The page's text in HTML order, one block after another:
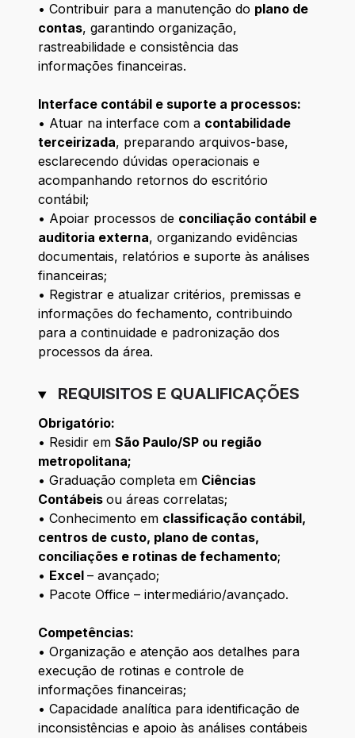
• Contribuir para a manutenção do plano de
contas, garantindo organização,
rastreabilidade e consistência das
informações financeiras.
Interface contábil e suporte a processos:
• Atuar na interface com a contabilidade
terceirizada, preparando arquivos-base,
esclarecendo dúvidas operacionais e
acompanhando retornos do escritório
contábil;
• Apoiar processos de conciliação contábil e
auditoria externa, organizando evidências
documentais, relatórios e suporte às análises
financeiras;
• Registrar e atualizar critérios, premissas e
informações do fechamento, contribuindo
para a continuidade e padronização dos
processos da área.
REQUISITOS E QUALIFICAÇÕES
Obrigatório:
• Residir em São Paulo/SP ou região
metropolitana;
• Graduação completa em Ciências
Contábeis ou áreas correlatas;
• Conhecimento em classificação contábil,
centros de custo, plano de contas,
conciliações e rotinas de fechamento;
• Excel – avançado;
• Pacote Office – intermediário/avançado.
Competências:
• Organização e atenção aos detalhes para
execução de rotinas e controle de
informações financeiras;
• Capacidade analítica para identificação de
inconsistências e apoio às análises contábeis